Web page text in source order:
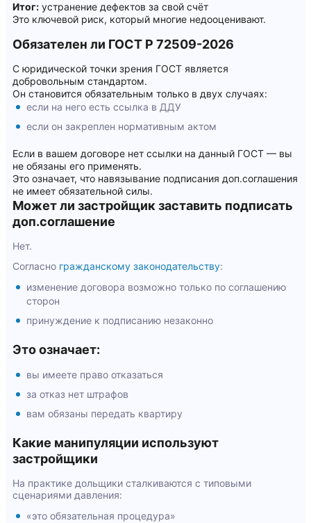
Итог: устранение дефектов за свой счёт
Это ключевой риск, который многие недооценивают.
Обязателен ли ГОСТ Р 72509-2026
С юридической точки зрения ГОСТ является
добровольным стандартом.
Он становится обязательным только в двух случаях:
если на него есть ссылка в ДДУ
если он закреплен нормативным актом
Если в вашем договоре нет ссылки на данный ГОСТ — вы
не обязаны его применять.
Это означает, что навязывание подписания доп.соглашения
не имеет обязательной силы.
Может ли застройщик заставить подписать
доп.соглашение
Нет.
Согласно гражданскому законодательству:
изменение договора возможно только по соглашению
сторон
принуждение к подписанию незаконно
Это означает:
вы имеете право отказаться
за отказ нет штрафов
вам обязаны передать квартиру
Какие манипуляции используют
застройщики
На практике дольщики сталкиваются с типовыми
сценариями давления:
«это обязательная процедура»